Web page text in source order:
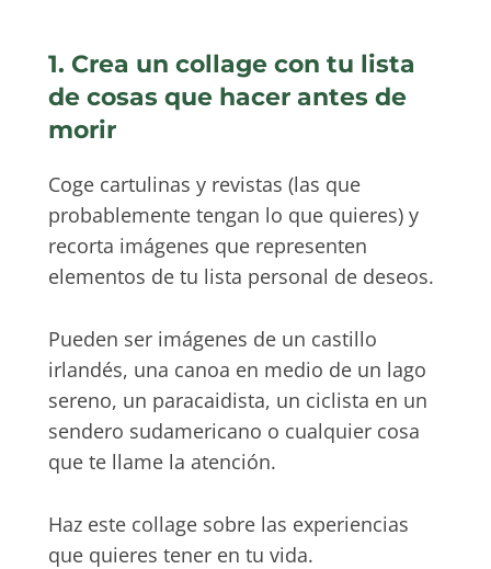
1. Crea un collage con tu lista
de cosas que hacer antes de
morir
Coge cartulinas y revistas (las que
probablemente tengan lo que quieres) y
recorta imágenes que representen
elementos de tu lista personal de deseos.
Pueden ser imágenes de un castillo
irlandés, una canoa en medio de un lago
sereno, un paracaidista, un ciclista en un
sendero sudamericano o cualquier cosa
que te llame la atención.
Haz este collage sobre las experiencias
que quieres tener en tu vida.